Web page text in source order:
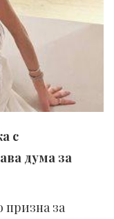
с
дума за
за